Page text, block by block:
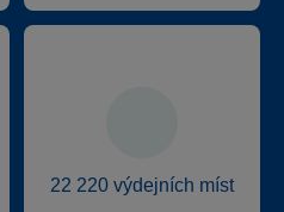
22 220 výdejních míst